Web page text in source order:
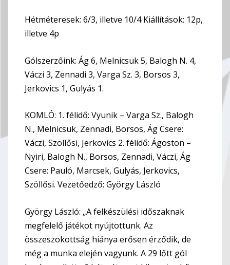
Hétméteresek: 6/3, illetve 10/4 Kiállítások: 12p,
illetve 4p
Gólszerzőink: Ág 6, Melnicsuk 5, Balogh N. 4,
Váczi 3, Zennadi 3, Varga Sz. 3, Borsos 3,
Jerkovics 1, Gulyás 1.
KOMLÓ: 1. félidő: Vyunik – Varga Sz., Balogh
N., Melnicsuk, Zennadi, Borsos, Ág Csere:
Váczi, Szöllősi, Jerkovics 2. félidő: Ágoston –
Nyiri, Balogh N., Borsos, Zennadi, Váczi, Ág
Csere: Pauló, Marcsek, Gulyás, Jerkovics,
Szöllősi. Vezetőedző: György László
György László: „A felkészülési időszaknak
megfelelő játékot nyújtottunk. Az
összeszokottság hiánya erősen érződik, de
még a munka elején vagyunk. A 29 lőtt gól